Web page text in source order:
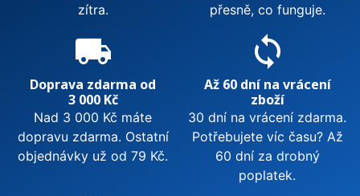
zítra.
přesně, co funguje.
local_shipping
Doprava zdarma od
3 000 Kč
Nad 3 000 Kč máte
dopravu zdarma. Ostatní
objednávky už od 79 Kč.
sync
Až 60 dní na vrácení
zboží
30 dní na vrácení zdarma.
Potřebujete víc času? Až
60 dní za drobný
poplatek.